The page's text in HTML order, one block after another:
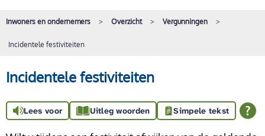
Inwoners en ondernemers Overzicht Vergunningen
Incidentele festiviteiten
Incidentele festiviteiten
Lees voor Uitleg woorden Simpele tekst